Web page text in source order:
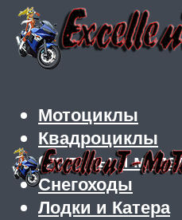
Мотоциклы
Квадроциклы
Скутеры и
Снегоходы
Лодки и Катера